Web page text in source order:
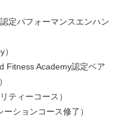
定パフォーマンスエンハン
Fitness Academy認定ベア
ティーコース）
ションコース修了）